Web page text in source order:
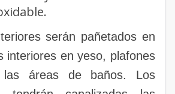
serán pañetados en
interiores en yeso, plafones
las áreas de baños. Los